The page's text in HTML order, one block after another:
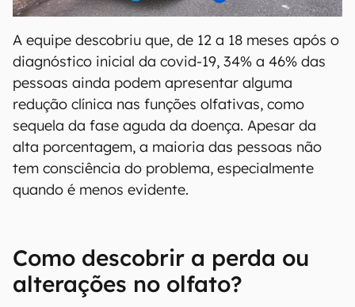
A equipe descobriu que, de 12 a 18 meses após o
diagnóstico inicial da covid-19, 34% a 46% das
pessoas ainda podem apresentar alguma
redução clínica nas funções olfativas, como
sequela da fase aguda da doença. Apesar da
alta porcentagem, a maioria das pessoas não
tem consciência do problema, especialmente
quando é menos evidente.
Como descobrir a perda ou
alterações no olfato?